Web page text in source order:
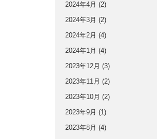
2024年4月 (2)
2024年3月 (2)
2024年2月 (4)
2024年1月 (4)
2023年12月 (3)
2023年11月 (2)
2023年10月 (2)
2023年9月 (1)
2023年8月 (4)